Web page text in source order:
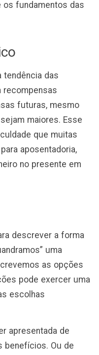
os fundamentos das
tendência das
recompensas
futuras, mesmo
maiores. Esse
que muitas
aposentadoria,
no presente em
descrever a forma
uma
as opções
pode exercer uma
escolhas
apresentada de
benefícios. Ou de